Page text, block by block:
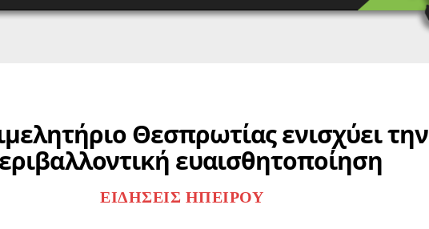
Θεσπρωτίας ενισχύει την
ευαισθητοποίηση
ΕΙΔΉΣΕΙΣ ΗΠΕΊΡΟΥ